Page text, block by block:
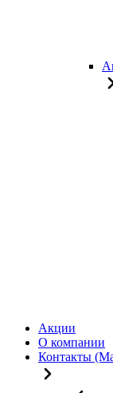
Акции
О компании
Контакты